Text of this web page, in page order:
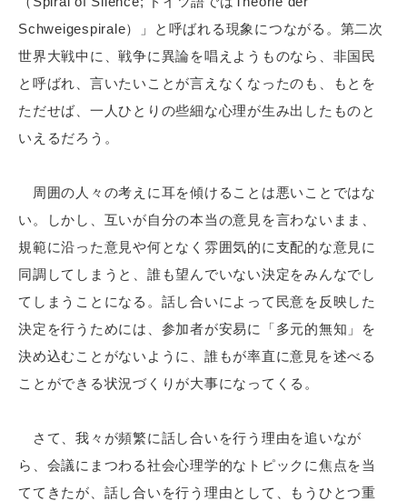
Schweigespirale）」と呼ばれる現象につながる。第二次
世界大戦中に、戦争に異論を唱えようものなら、非国民
と呼ばれ、言いたいことが言えなくなったのも、もとを
ただせば、一人ひとりの些細な心理が生み出したものと
いえるだろう。
周囲の人々の考えに耳を傾けることは悪いことではな
い。しかし、互いが自分の本当の意見を言わないまま、
規範に沿った意見や何となく雰囲気的に支配的な意見に
同調してしまうと、誰も望んでいない決定をみんなでし
てしまうことになる。話し合いによって民意を反映した
決定を行うためには、参加者が安易に「多元的無知」を
決め込むことがないように、誰もが率直に意見を述べる
ことができる状況づくりが大事になってくる。
さて、我々が頻繁に話し合いを行う理由を追いなが
ら、会議にまつわる社会心理学的なトピックに焦点を当
ててきたが、話し合いを行う理由として、もうひとつ重